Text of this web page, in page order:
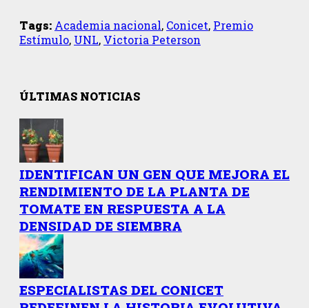
Tags: Academia nacional, Conicet, Premio
Estímulo, UNL, Victoria Peterson
ÚLTIMAS NOTICIAS
IDENTIFICAN UN GEN QUE MEJORA EL
RENDIMIENTO DE LA PLANTA DE
TOMATE EN RESPUESTA A LA
DENSIDAD DE SIEMBRA
ESPECIALISTAS DEL CONICET